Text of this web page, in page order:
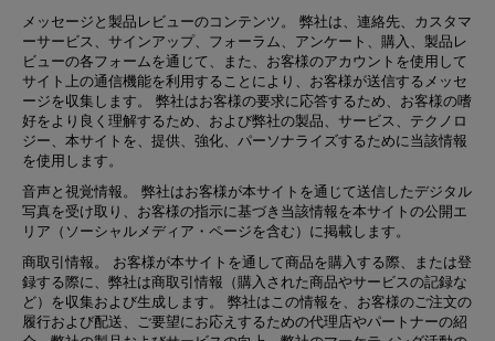
メッセージと製品レビューのコンテンツ。 弊社は、連絡先、カスタマ
ーサービス、サインアップ、フォーラム、アンケート、購入、製品レ
ビューの各フォームを通じて、また、お客様のアカウントを使用して
サイト上の通信機能を利用することにより、お客様が送信するメッセ
ージを収集します。 弊社はお客様の要求に応答するため、お客様の嗜
好をより良く理解するため、および弊社の製品、サービス、テクノロ
ジー、本サイトを、​​提供、強化、パーソナライズするために当該情報
を使用します。
音声と視覚情報。 弊社はお客様が本サイトを通じて送信したデジタル
写真を受け取り、お客様の指示に基づき当該情報を本サイトの公開エ
リア（ソーシャルメディア・ページを含む）に掲載します。
商取引情報。 お客様が本サイトを通して商品を購入する際、または登
録する際に、弊社は商取引情報（購入された商品やサービスの記録な
ど）を収集および生成します。 弊社はこの情報を、お客様のご注文の
履行および配送、ご要望にお応えするための代理店やパートナーの紹